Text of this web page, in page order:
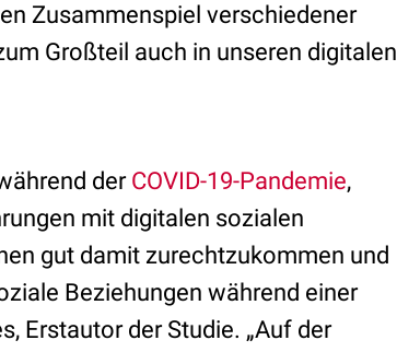
Zusammenspiel verschiedener
Großteil auch in unseren digitalen
der COVID-19-Pandemie,
mit digitalen sozialen
gut damit zurechtzukommen und
Beziehungen während einer
Erstautor der Studie. „Auf der